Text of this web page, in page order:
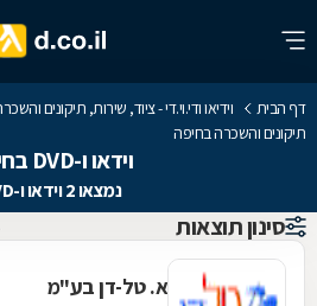
דף הבית וידיאו ודי.וי.די - ציוד, שירות, תיקונים
תיקונים והשכרה בחיפה
וידאו ו-DVD בחיפה
נמצאו 2 וידאו ו-DVD
סינון תוצאות
א. טל-דן בע"מ